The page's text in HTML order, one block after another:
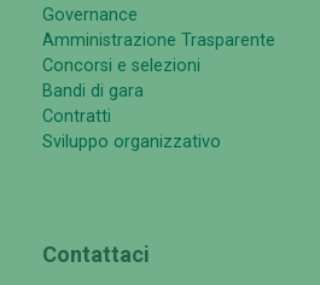
Governance
Amministrazione Trasparente
Concorsi e selezioni
Bandi di gara
Contratti
Sviluppo organizzativo
Contattaci